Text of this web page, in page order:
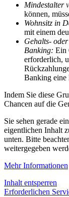
Mindestalter
können,
Wohnsitz in
mit einem
Gehalts-
Banking: Ein
erforderlich,
Banking eine
Indem Sie diese
Chancen auf die
Sie sehen gerade
eigentlichen Inhalt
unten. Bitte
weitergegeben
Mehr Informationen
Inhalt entsperren
Erforderlichen